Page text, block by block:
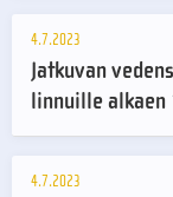
4.7.2023
Jatkuvan
linnuille
4.7.2023